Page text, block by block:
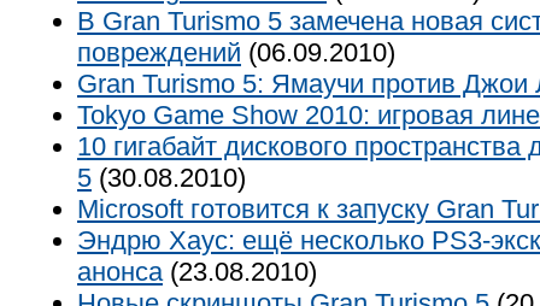
В Gran Turismo 5 замечена новая
повреждений (06.09.2010)
Gran Turismo 5: Ямаучи против Джои
Tokyo Game Show 2010: игровая
10 гигабайт дискового
5 (30.08.2010)
Microsoft готовится к запуску Gran
Эндрю Хаус: ещё несколько PS3-
анонса(23.08.2010)